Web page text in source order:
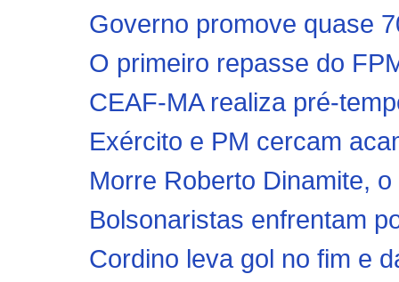
Governo promove quase
O primeiro repasse do
CEAF-MA realiza pré-
Exército e PM cercam
Morre Roberto Dinamite,
Bolsonaristas enfrentam
Cordino leva gol no fim e